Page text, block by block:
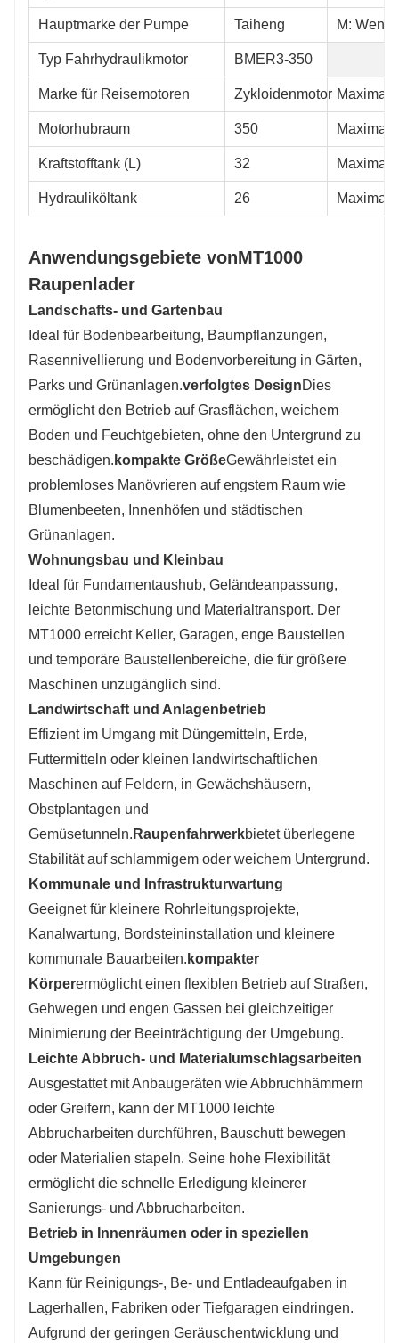
Hauptmarke der Pumpe Taiheng M:
Typ Fahrhydraulikmotor BMER3-350
Marke für Reisemotoren Zykloidenmotor
Motorhubraum 350
Kraftstofftank (L) 32
Hydrauliköltank 26
Anwendungsgebiete vonMT1000
Raupenlader
Landschafts- und Gartenbau
Ideal für Bodenbearbeitung, Baumpflanzungen,
Rasennivellierung und Bodenvorbereitung in Gärten,
Parks und Grünanlagen.verfolgtes DesignDies
ermöglicht den Betrieb auf Grasflächen, weichem
Boden und Feuchtgebieten, ohne den Untergrund zu
beschädigen. kompakte GrößeGewährleistet ein
problemloses Manövrieren auf engstem Raum wie
Blumenbeeten, Innenhöfen und städtischen
Grünanlagen.
Wohnungsbau und Kleinbau
Ideal für Fundamentaushub, Geländeanpassung,
leichte Betonmischung und Materialtransport. Der
MT1000 erreicht Keller, Garagen, enge Baustellen
und temporäre Baustellenbereiche, die für größere
Maschinen unzugänglich sind.
Landwirtschaft und Anlagenbetrieb
Effizient im Umgang mit Düngemitteln, Erde,
Futtermitteln oder kleinen landwirtschaftlichen
Maschinen auf Feldern, in Gewächshäusern,
Obstplantagen und
Gemüsetunneln. Raupenfahrwerkbietet überlegene
Stabilität auf schlammigem oder weichem Untergrund.
Kommunale und Infrastrukturwartung
Geeignet für kleinere Rohrleitungsprojekte,
Kanalwartung, Bordsteininstallation und kleinere
kommunale Bauarbeiten. kompakter
Körperermöglicht einen flexiblen Betrieb auf Straßen,
Gehwegen und engen Gassen bei gleichzeitiger
Minimierung der Beeinträchtigung der Umgebung.
Leichte Abbruch- und Materialumschlagsarbeiten
Ausgestattet mit Anbaugeräten wie Abbruchhämmern
oder Greifern, kann der MT1000 leichte
Abbrucharbeiten durchführen, Bauschutt bewegen
oder Materialien stapeln. Seine hohe Flexibilität
ermöglicht die schnelle Erledigung kleinerer
Sanierungs- und Abbrucharbeiten.
Betrieb in Innenräumen oder in speziellen
Umgebungen
Kann für Reinigungs-, Be- und Entladeaufgaben in
Lagerhallen, Fabriken oder Tiefgaragen eindringen.
Aufgrund der geringen Geräuschentwicklung und